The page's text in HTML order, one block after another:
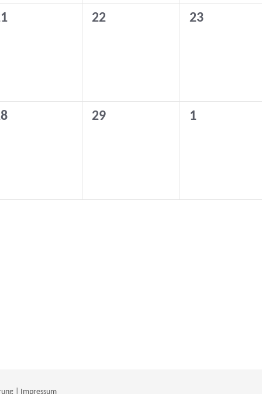
0
22
0
23
0
29
0
1
Impressum